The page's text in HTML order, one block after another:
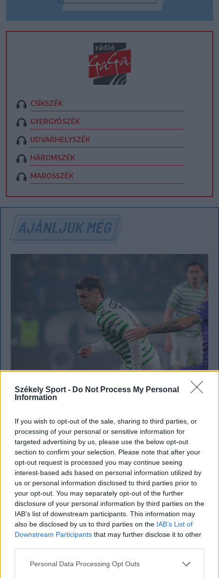
Székely Sport - Do Not Process My Personal
Information
If you wish to opt-out of the sale, sharing to third parties, or
processing of your personal or sensitive information for
targeted advertising by us, please use the below opt-out
section to confirm your selection. Please note that after your
opt-out request is processed you may continue seeing
interest-based ads based on personal information utilized by
us or personal information disclosed to third parties prior to
your opt-out. You may separately opt-out of the further
disclosure of your personal information by third parties on the
IAB’s list of downstream participants. This information may
also be disclosed by us to third parties on the IAB’s List of
Downstream Participants that may further disclose it to other
Personal Data Processing Opt Outs
CSÍKSZÉK
GYERGYÓSZÉK
UDVARHELYSZÉK
HÁROMSZÉK
MAROSSZÉK
AJÁNLJUK MÉG
Corbu góljától hangos a román és a
magyar sajtó, válogatott meghívót
sürgetnek
Győztes gólt szerzett, a mérkőzés legjobbjának
választották, teljesítményével pedig a román
sportsajtó figyelmét is felkeltette Marius Corbu.
Több szaklap szerint a Székelyföld Labdarúgó
Akadémia neveltje már megérdemelné a román
válogatott meghívóját.